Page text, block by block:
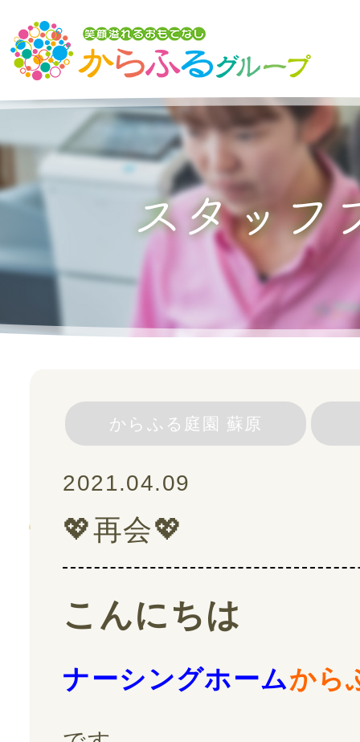
トップ
からふるグループの想い
介護サービスを探す
からふるのサービス
スタッフ紹介
ご利用の流れ
よくある質問
採用情報
スタッフブログ
お問い合わせ
からふる庭園 蘇原
2021.04.09
💖再会💖
こんにちは
ナーシングホームから